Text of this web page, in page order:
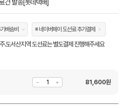
건 발송[롯데택배]
배송비 ※ 네이버페이 도선료 추가결제
.도서산지역 도선료는 별도결제 진행해주세요
81,600원